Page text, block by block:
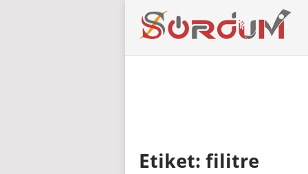
Etiket: filitre